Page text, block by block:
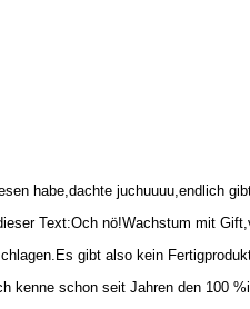
habe,dachte juchuuuu,endlich
Text:Och nö!Wachstum mit
gibt also kein
kenne schon seit Jahren den 100